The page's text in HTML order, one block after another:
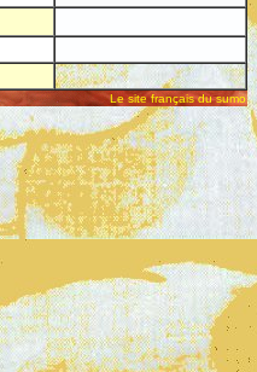
Le site français du sumo